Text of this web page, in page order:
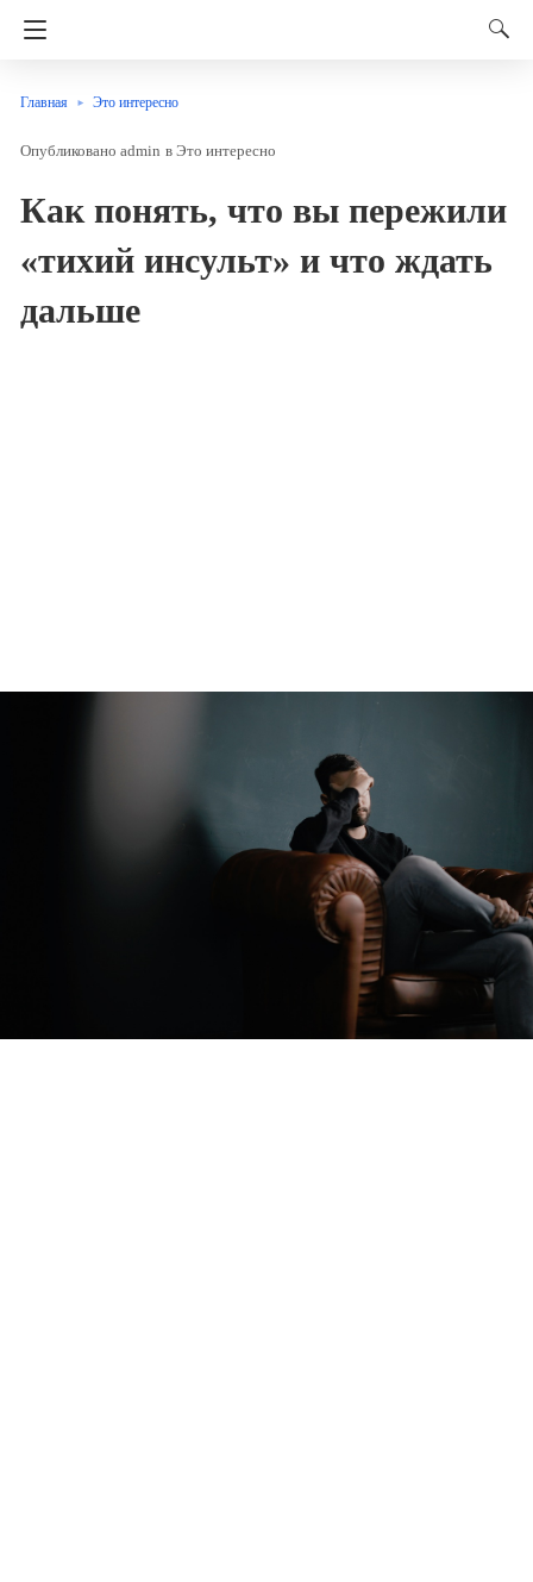
Главная Это интересно
admin в Это интересно
Как понять, что вы пережили
«тихий инсульт» и что ждать
дальше